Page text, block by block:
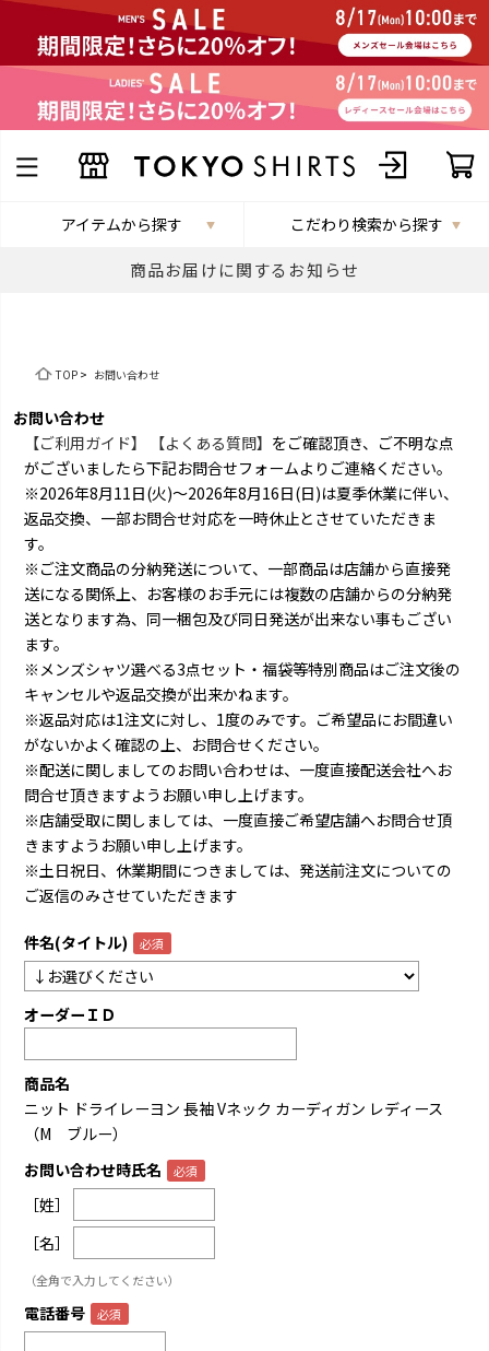
アイテムから探す こだわり検索から探す
商品お届けに関するお知らせ
TOP> お問い合わせ
お問い合わせ
【ご利用ガイド】
【よくある質問】 をご確認頂き、ご不明な点
がございましたら下記お問合せフォームよりご連絡ください。
※2026年8月11日(火)～2026年8月16日(日)は夏季休業に伴い、
返品交換、一部お問合せ対応を一時休止とさせていただきま
す。
※ご注文商品の分納発送について、一部商品は店舗から直接発
送になる関係上、お客様のお手元には複数の店舗からの分納発
送となります為、同一梱包及び同日発送が出来ない事もござい
ます。
※メンズシャツ選べる3点セット・福袋等特別商品はご注文後の
キャンセルや返品交換が出来かねます。
※返品対応は1注文に対し、1度のみです。ご希望品にお間違い
がないかよく確認の上、お問合せください。
※配送に関しましてのお問い合わせは、一度直接配送会社へお
問合せ頂きますようお願い申し上げます。
※店舗受取に関しましては、一度直接ご希望店舗へお問合せ頂
きますようお願い申し上げます。
※土日祝日、休業期間につきましては、発送前注文についての
ご返信のみさせていただきます
件名(タイトル)
オーダーＩＤ
商品名
ニット ドライレーヨン 長袖 Vネック カーディガン レディース
（M ブルー）
お問い合わせ時氏名
［姓］
［名］
（全角で入力してください）
電話番号